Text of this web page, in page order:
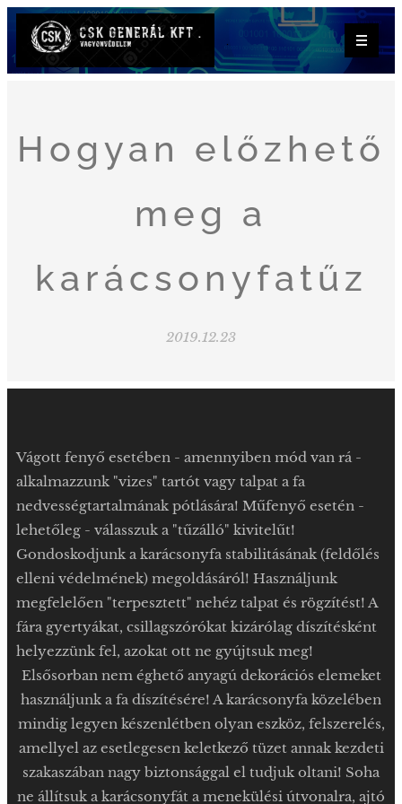
.
Hogyan előzhető
meg a
karácsonyfatűz
2019.12.23
Vágott fenyő esetében - amennyiben mód van rá -
alkalmazzunk "vizes" tartót vagy talpat a fa
nedvességtartalmának pótlására! Műfenyő esetén -
lehetőleg - válasszuk a "tűzálló" kivitelűt!
Gondoskodjunk a karácsonyfa stabilitásának (feldőlés
elleni védelmének) megoldásáról! Használjunk
megfelelően "terpesztett" nehéz talpat és rögzítést! A
fára gyertyákat, csillagszórókat kizárólag díszítésként
helyezzünk fel, azokat ott ne gyújtsuk meg!
Elsősorban nem éghető anyagú dekorációs elemeket
használjunk a fa díszítésére! A karácsonyfa közelében
mindig legyen készenlétben olyan eszköz, felszerelés,
amellyel az esetlegesen keletkező tüzet annak kezdeti
szakaszában nagy biztonsággal el tudjuk oltani! Soha
ne állítsuk a karácsonyfát a menekülési útvonalra, ajtó